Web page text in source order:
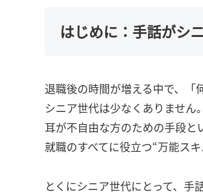
はじめに：手話がシ
退職後の時間が増える中で、「
シニア世代は少なくありません
耳が不自由な方のための手段
就職のすべてに役立つ“万能スキ
とくにシニア世代にとって、手